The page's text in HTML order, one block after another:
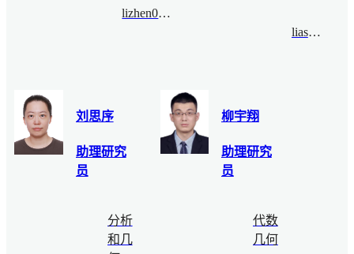
lizhen0102@bimsa.cn
liashyk@bimsa.cn
刘思序
助理研究
员
分析
和几
柳宇翔
助理研究
员
代数
几何